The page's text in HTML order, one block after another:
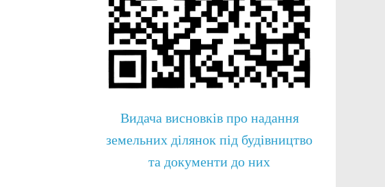
Видача висновків про надання
земельних ділянок під будівництво
та документи до них